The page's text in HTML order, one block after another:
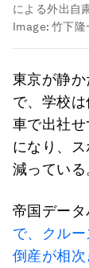
による外出自
Image: 竹下隆
東京が静
で、学校
車で出社
になり、
減っている
帝国データ
で、クル
倒産が相次